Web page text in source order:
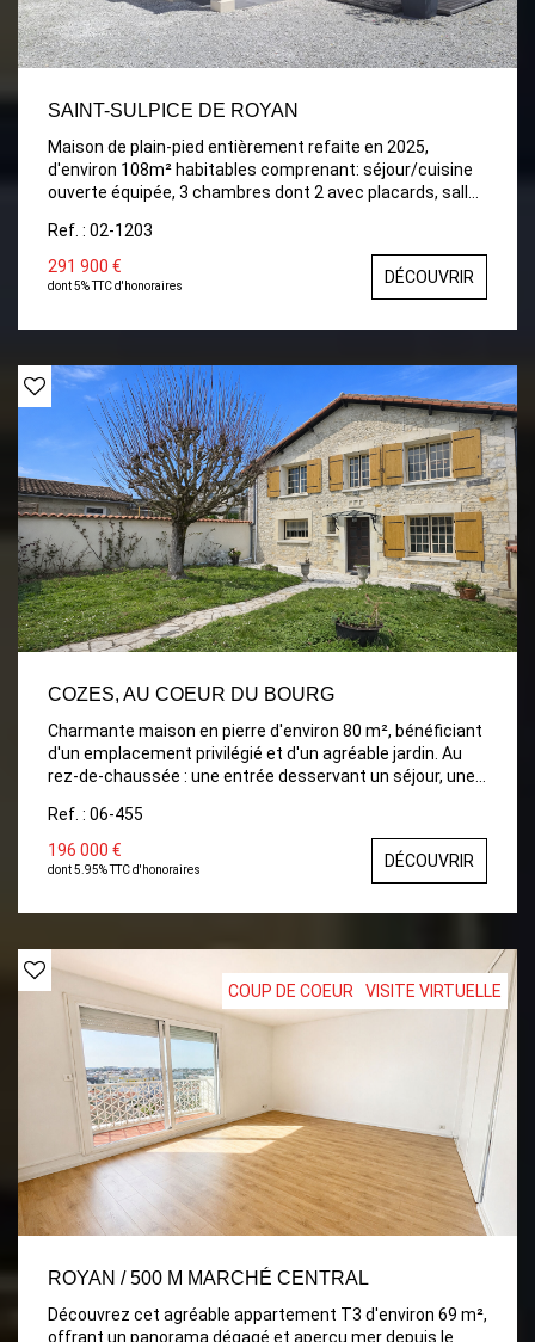
SAINT-SULPICE DE ROYAN
Maison de plain-pied entièrement refaite en 2025,
d'environ 108m² habitables comprenant: séjour/cuisine
ouverte équipée, 3 chambres dont 2 avec placards, salle
292m².
Ref. : 02-1203
291 900 €
dont 5% TTC d'honoraires DÉCOUVRIR
COZES, AU COEUR DU BOURG
Charmante maison en pierre d'environ 80 m², bénéficiant
d'un emplacement privilégié et d'un agréable jardin. Au
rez-de-chaussée : une entrée desservant un séjour, une
WC indépendant. À l'étage, vous découvrirez deux
chambres confortables et un dressing/bureau. À
l'extérieur : Jardin entièrement clos et arboré. Un garage.
attenant constructible.
Ref. : 06-455
196 000 €
dont 5.95% TTC d'honoraires DÉCOUVRIR
COUP DE COEUR VISITE VIRTUELLE
ROYAN / 500 M MARCHÉ CENTRAL
Découvrez cet agréable appartement T3 d'environ 69 m²,
offrant un panorama dégagé et aperçu mer depuis le